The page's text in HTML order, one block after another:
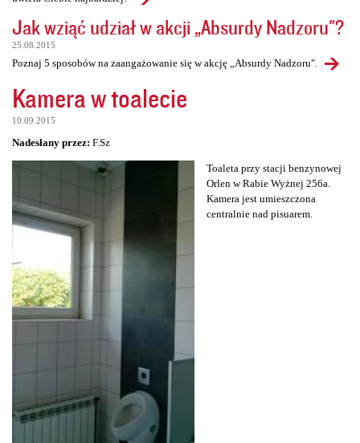
Jak wziąć udział w akcji „Absurdy Nadzoru"?
25.08.2015
Poznaj 5 sposobów na zaangażowanie się w akcję „Absurdy Nadzoru".
Kamera w toalecie
10.09.2015
Nadesłany przez: F.Sz
Toaleta przy stacji benzynowej
Orlen w Rabie Wyżnej 256a.
Kamera jest umieszczona
centralnie nad pisuarem.